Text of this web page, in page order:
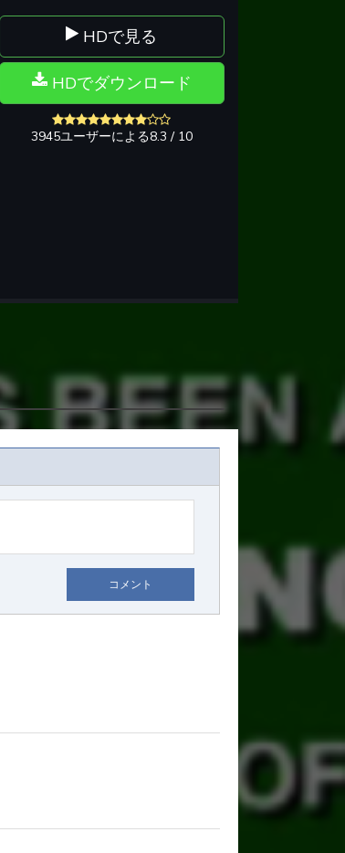
HDで見る
HDでダウンロード
3945ユーザーによる8.3 / 10
コメント